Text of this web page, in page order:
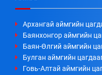
Архангай аймгийн
Баянхонгор аймгийн
Баян-Өлгий аймгийн
Булган аймгийн
Говь-Алтай аймгийн